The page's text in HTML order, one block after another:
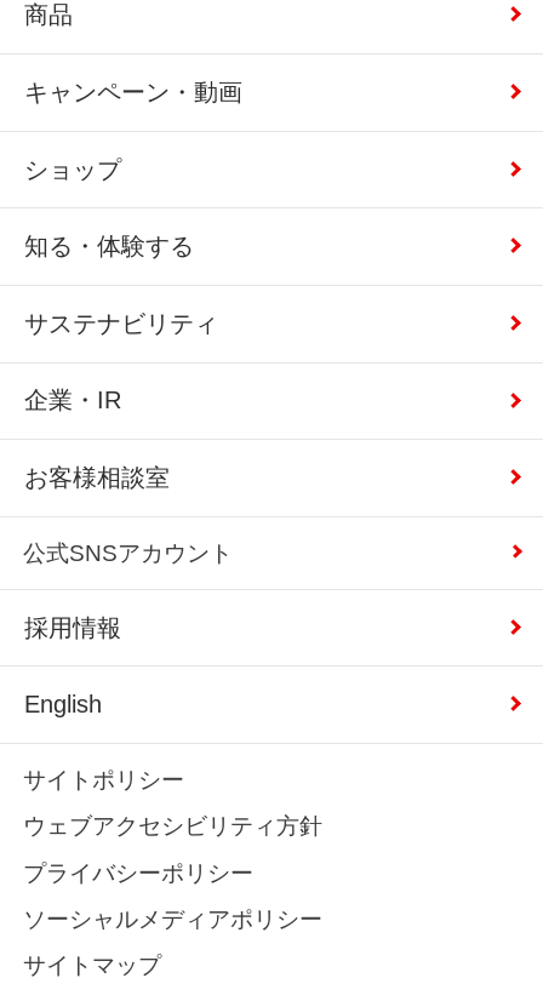
商品
キャンペーン・動画
ショップ
知る・体験する
サステナビリティ
企業・IR
お客様相談室
公式SNSアカウント
採用情報
English
サイトポリシー
ウェブアクセシビリティ方針
プライバシーポリシー
ソーシャルメディアポリシー
サイトマップ